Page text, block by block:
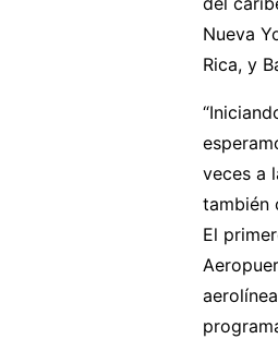
Nueva
Rica, y
veces a
también
El